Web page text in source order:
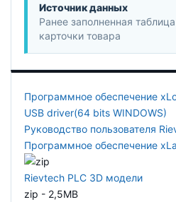
Источник данных
Ранее заполненная
карточки товара
Программное обеспечение
USB driver(64 bits WINDOWS)
Руководство пользователя
Программное обеспечение
Rievtech PLC 3D модели
zip - 2,5MB